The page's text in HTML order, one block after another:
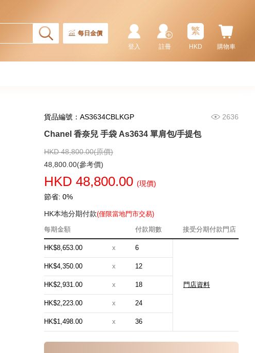
每日金價
購物車
繁
HKD
註冊
登入
貨品編號：AS3634CBLKGP 2636
Chanel 香奈兒 手袋 As3634 單肩包/手提包
HKD 48,800.00(原價)
48,800.00(參考價)
HKD 48,800.00 (現價)
節省: 0%
HK本地分期付款(僅限當地門市交易)
每期金額
付款期數 接受分期付款門店
HK$8,653.00 x 6
門店資料
HK$4,350.00 x 12
HK$2,931.00 x 18
HK$2,223.00 x 24
HK$1,498.00 x 36
Chanel 香奈兒 手袋 As5293
單肩包/手提包
Chanel 香奈兒 手袋 As5631
54,800.00